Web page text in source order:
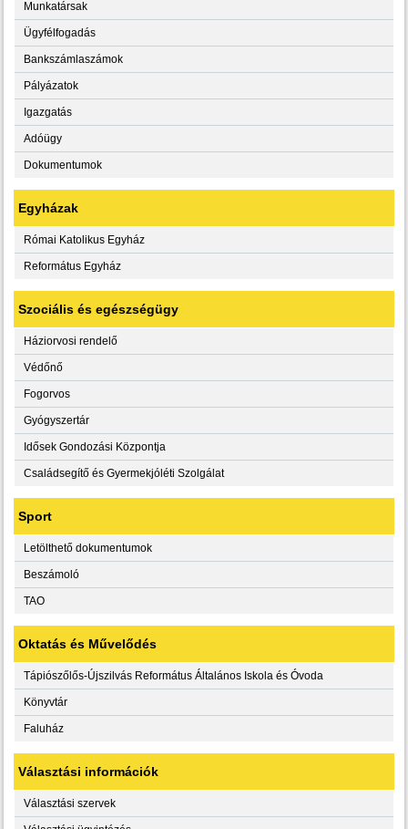
Munkatársak
Ügyfélfogadás
Bankszámlaszámok
Pályázatok
Igazgatás
Adóügy
Dokumentumok
Egyházak
Római Katolikus Egyház
Református Egyház
Szociális és egészségügy
Háziorvosi rendelő
Védőnő
Fogorvos
Gyógyszertár
Idősek Gondozási Központja
Családsegítő és Gyermekjóléti Szolgálat
Sport
Letölthető dokumentumok
Beszámoló
TAO
Oktatás és Művelődés
Tápiószőlős-Újszilvás Református Általános Iskola és Óvoda
Könyvtár
Faluház
Választási információk
Választási szervek